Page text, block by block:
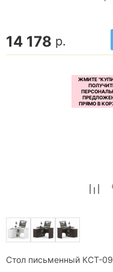
14 178 р.
Стол письменный КСТ-09